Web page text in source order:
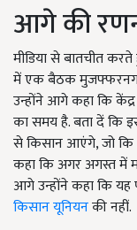
आगे की
मीडिया से बातचीत
में एक बैठक मुजफ्फरनगर
उन्होंने आगे कहा कि
का समय है. बता दें कि
से किसान आएंगे, जो कि
कहा कि अगर अगस्त में
आगे उन्होंने कहा कि यह
किसान यूनियनकी नहीं.